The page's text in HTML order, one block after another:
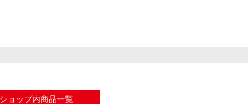
ショップ内商品一覧